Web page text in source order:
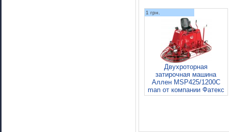
1 грн.
Двухроторная
затирочная машина
Аллен MSP425/1200C
man от компании Фатекс